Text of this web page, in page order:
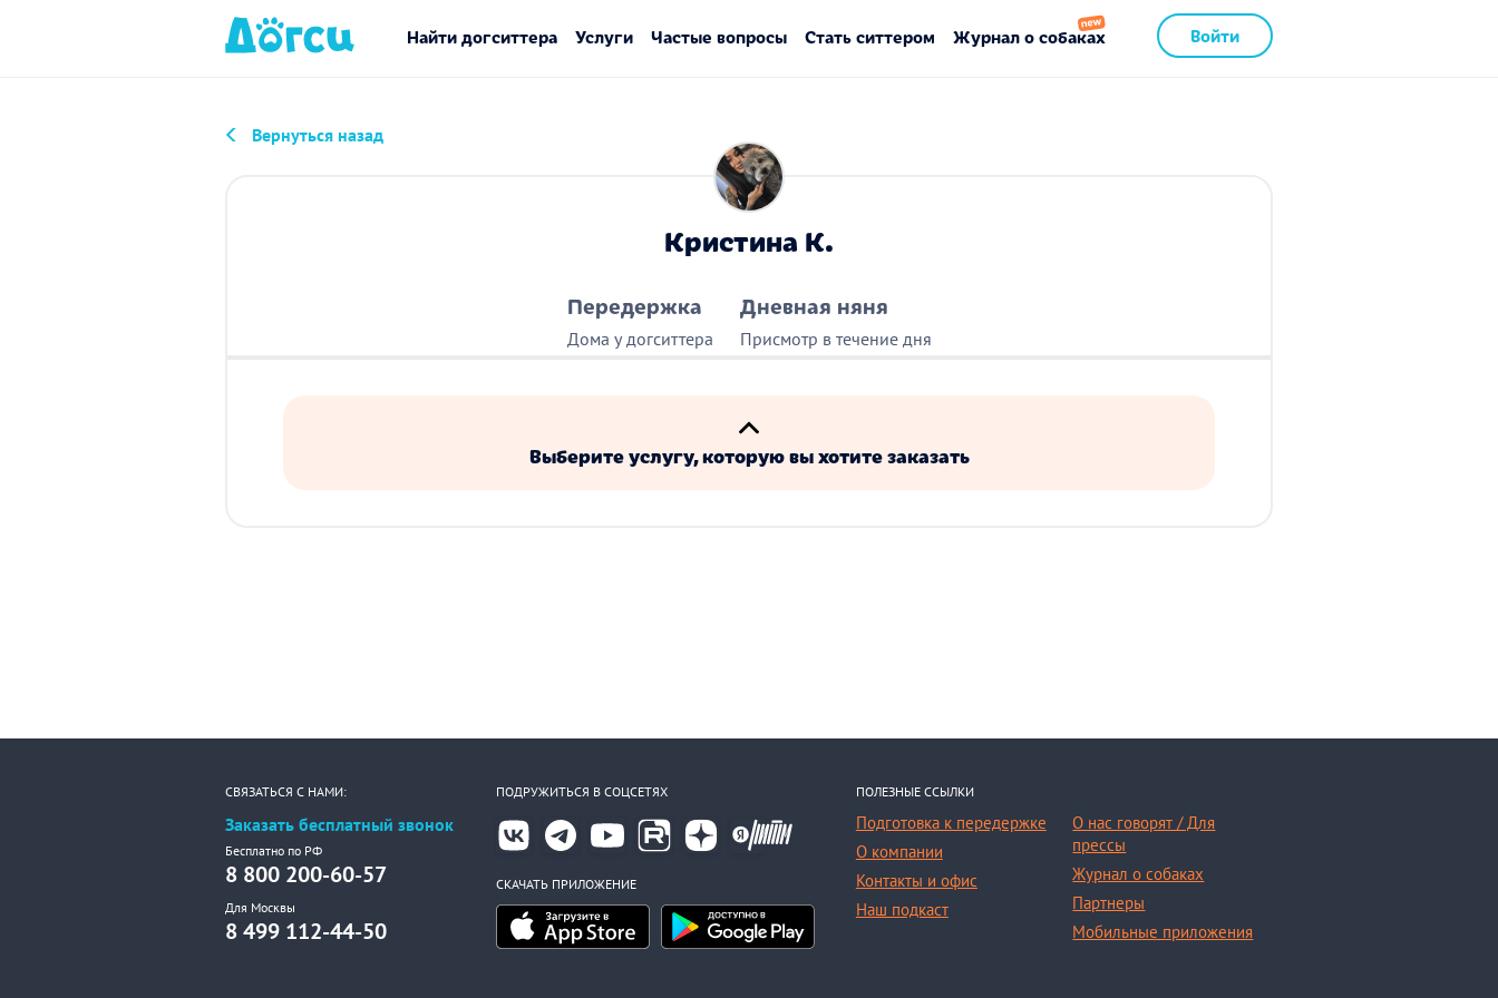
Войти
Найти догситтера Услуги Частые вопросы Стать ситтером Журнал о собаках
Вернуться назад
Кристина К.
Передержка
Дома у догситтера
Дневная няня
Присмотр в течение дня
Выберите услугу, которую вы хотите заказать
СВЯЗАТЬСЯ С НАМИ:
Заказать бесплатный звонок
Бесплатно по РФ
8 800 200-60-57
Для Москвы
8 499 112-44-50
ПОДРУЖИТЬСЯ В СОЦСЕТЯХ
СКАЧАТЬ ПРИЛОЖЕНИЕ
ПОЛЕЗНЫЕ ССЫЛКИ
Подготовка к передержке
О компании
Контакты и офис
Наш подкаст
О нас говорят / Для
прессы
Журнал о собаках
Партнеры
Мобильные приложения